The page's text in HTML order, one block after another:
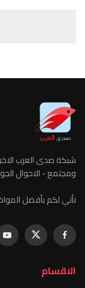
شبكة صدى العرب
ومجتمع - الاحوال
نأتي لكم بأفضل
الاقسام